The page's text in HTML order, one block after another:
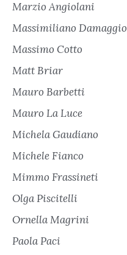
Marzio Angiolani
Massimiliano Damaggio
Massimo Cotto
Matt Briar
Mauro Barbetti
Mauro La Luce
Michela Gaudiano
Michele Fianco
Mimmo Frassineti
Olga Piscitelli
Ornella Magrini
Paola Paci